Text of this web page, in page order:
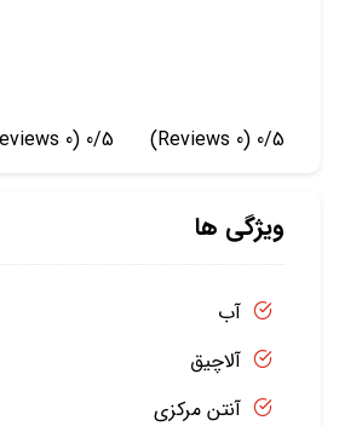
0/5
(0 Reviews)
0/5
(0 Reviews)
ویژگی ها
آب
آلاچیق
آنتن مرکزی